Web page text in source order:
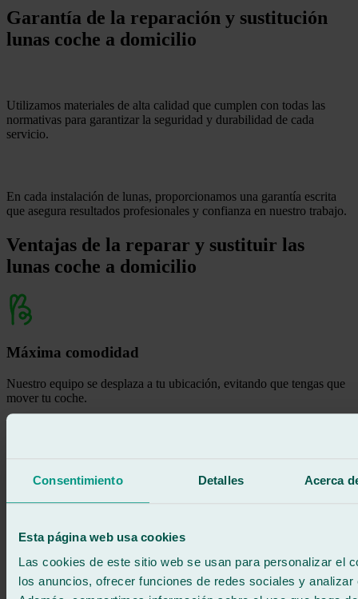
Consentimiento Detalles Acerca
Esta página web usa cookies
Las cookies de este sitio web se usan para personalizar el
los anuncios, ofrecer funciones de redes sociales y analizar
Garantía de la reparación y sustitución
lunas coche a domicilio
Utilizamos materiales de alta calidad que cumplen con todas las
normativas para garantizar la seguridad y durabilidad de cada
servicio.
En cada instalación de lunas, proporcionamos una garantía escrita
que asegura resultados profesionales y confianza en nuestro trabajo.
Ventajas de la reparar y sustituir las
lunas coche a domicilio
Máxima comodidad
Nuestro equipo se desplaza a tu ubicación, evitando que tengas que
mover tu coche.
Ahorro de tiempo